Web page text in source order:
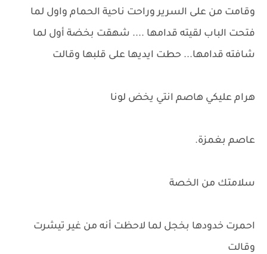
وقامت من على السرير وراحت ناحية الحمام واول لما
فتحت الباب لقيته قدامها .... شهقت بخضة أول لما
شافته قدامها... حطت ايديها على قلبها وقالت
هرام عليكي هاصم انتي يخض لونا
عاصم بغمزة.
سلامتك من الخصة
احمرت خدودها بخجل لما لاحظت أنه من غير تيشرت
وقالت